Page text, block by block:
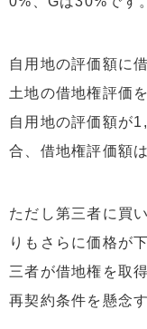
自用地の評価額に
土地の借地権評価
自用地の評価額が
合、借地権評価額
ただし第三者に買
りもさらに価格が
三者が借地権を取
再契約条件を懸念